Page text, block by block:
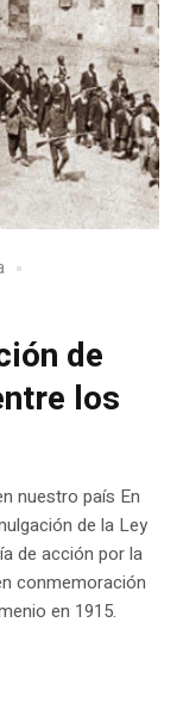
de
los
nuestro país En
de la Ley
de acción por la
conmemoración
en 1915.